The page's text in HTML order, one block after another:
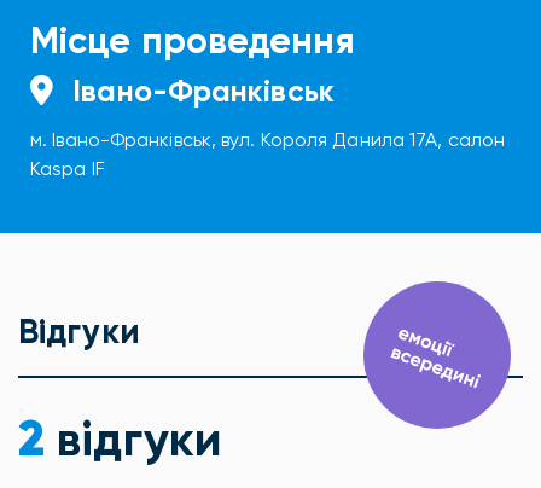
Місце проведення
Івано-Франківськ
м. Івано-Франківськ, вул. Короля Данила 17А, салон
Kaspa IF
Відгуки
2 відгуки